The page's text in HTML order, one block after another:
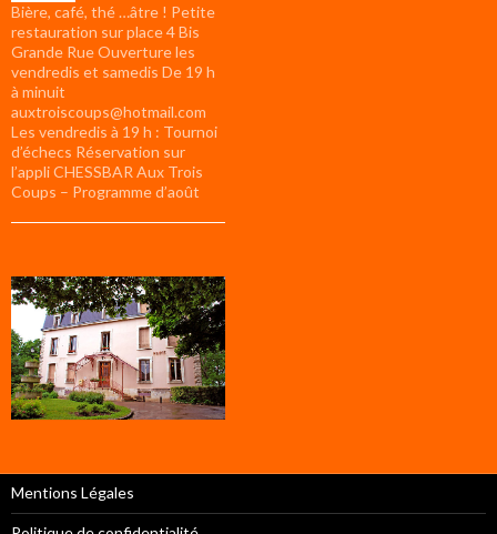
Bière, café, thé …âtre ! Petite
restauration sur place 4 Bis
Grande Rue Ouverture les
vendredis et samedis De 19 h
à minuit
auxtroiscoups@hotmail.com
Les vendredis à 19 h : Tournoi
d’échecs Réservation sur
l’appli CHESSBAR Aux Trois
Coups – Programme d’août
Mentions Légales